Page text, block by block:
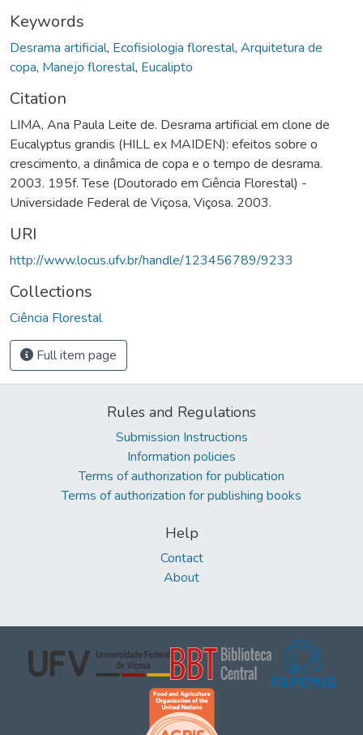
Keywords
Desrama artificial, Ecofisiologia florestal, Arquitetura de
copa, Manejo florestal, Eucalipto
Citation
LIMA, Ana Paula Leite de. Desrama artificial em clone de
Eucalyptus grandis (HILL ex MAIDEN): efeitos sobre o
crescimento, a dinâmica de copa e o tempo de desrama.
2003. 195f. Tese (Doutorado em Ciência Florestal) -
Universidade Federal de Viçosa, Viçosa. 2003.
URI
http://www.locus.ufv.br/handle/123456789/9233
Collections
Ciência Florestal
Full item page
Rules and Regulations
Submission Instructions
Information policies
Terms of authorization for publication
Terms of authorization for publishing books
Help
Contact
About